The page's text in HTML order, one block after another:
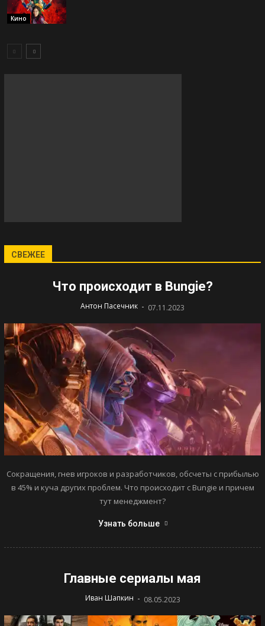
Кино
СВЕЖЕЕ
Что происходит в Bungie?
Антон Пасечник - 07.11.2023
Сокращения, гнев игроков и разработчиков, обсчеты с прибылью
в 45% и куча других проблем. Что происходит с Bungie и причем
тут менеджмент?
Узнать больше
Главные сериалы мая
Иван Шапкин - 08.05.2023